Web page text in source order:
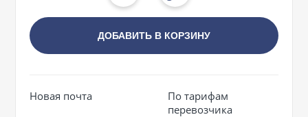
ДОБАВИТЬ В КОРЗИНУ
Новая почта
По тарифам
перевозчика